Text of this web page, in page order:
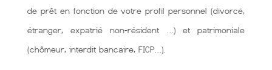
de prêt en fonction de votre profil personnel (divorcé,
étranger, expatrié non-résident …) et patrimoniale
(chômeur, interdit bancaire, FICP…).